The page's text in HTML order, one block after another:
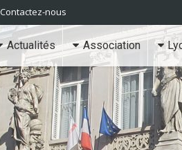
Contactez-nous
Actualités Association